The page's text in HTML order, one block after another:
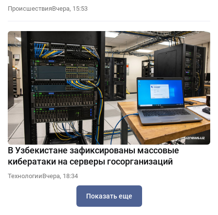
ПроисшествияВчера, 15:53
В Узбекистане зафиксированы массовые
кибератаки на серверы госорганизаций
ТехнологииВчера, 18:34
Показать еще